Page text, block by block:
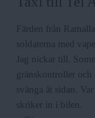
Färden från
soldaterna med
Jag nickar till.
gränskontroller
svänga åt sidan.
skriker in i bilen.